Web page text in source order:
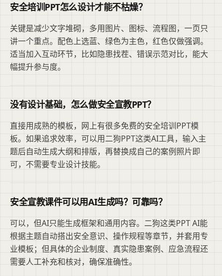
安全培训PPT怎么设计才能不枯燥？
关键是减少文字堆砌，多用图片、图标、流程图，一页只
讲一个重点。配色上选蓝、绿色为主色，红色仅做强调。
适当加入互动环节，比如隐患找茬、错误示范对比，能大
幅提升参与度。
没有设计基础，怎么做安全宣教PPT？
直接用成熟的模板，网上有很多免费的安全培训PPT模
板。如果追求效率，可以用二狗PPT这类AI工具，输入主
题后自动生成大纲和排版，再替换成自己的案例照片即
可，不需要专业设计技能。
安全宣教课件可以用AI生成吗？可靠吗？
可以，但AI只能生成框架和通用内容。二狗这类PPT AI能
根据主题自动搭出安全意识、操作规程等章节，并套用专
业模板；但具体的企业制度、真实隐患案例、应急流程还
需要人工补充和核对，确保准确性。